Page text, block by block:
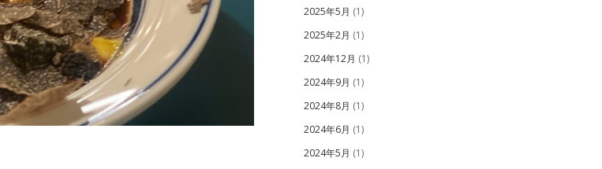
2025年5月 (1)
2025年2月 (1)
2024年12月 (1)
2024年9月 (1)
2024年8月 (1)
2024年6月 (1)
2024年5月 (1)